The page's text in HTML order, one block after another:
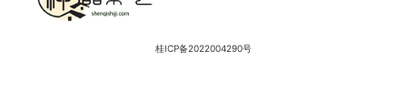
桂ICP备2022004290号